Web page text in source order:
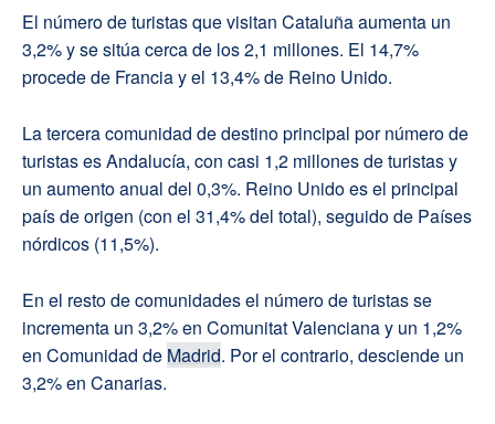
El número de turistas que visitan Cataluña aumenta un
3,2% y se sitúa cerca de los 2,1 millones. El 14,7%
procede de Francia y el 13,4% de Reino Unido.
La tercera comunidad de destino principal por número de
turistas es Andalucía, con casi 1,2 millones de turistas y
un aumento anual del 0,3%. Reino Unido es el principal
país de origen (con el 31,4% del total), seguido de Países
nórdicos (11,5%).
En el resto de comunidades el número de turistas se
incrementa un 3,2% en Comunitat Valenciana y un 1,2%
en Comunidad de Madrid. Por el contrario, desciende un
3,2% en Canarias.